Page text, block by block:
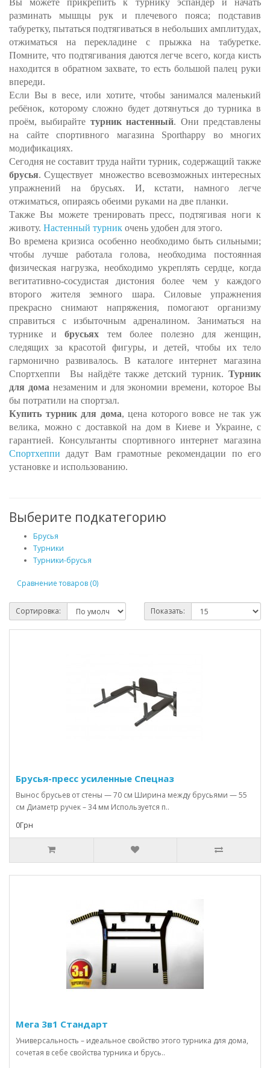
Вы можете прикрепить к турнику эспандер и начать
разминать мышцы рук и плечевого пояса; подставив
табуретку, пытаться подтягиваться в небольших амплитудах,
отжиматься на перекладине с прыжка на табуретке.
Помните, что подтягивания даются легче всего, когда кисть
находится в обратном захвате, то есть большой палец руки
впереди.
Если Вы в весе, или хотите, чтобы занимался маленький
ребёнок, которому сложно будет дотянуться до турника в
проём, выбирайте турник настенный. Они представлены
на сайте спортивного магазина Sporthappy во многих
модификациях.
Сегодня не составит труда найти турник, содержащий также
брусья. Существует множество всевозможных интересных
упражнений на брусьях. И, кстати, намного легче
отжиматься, опираясь обеими руками на две планки.
Также Вы можете тренировать пресс, подтягивая ноги к
животу. Настенный турник очень удобен для этого.
Во времена кризиса особенно необходимо быть сильными;
чтобы лучше работала голова, необходима постоянная
физическая нагрузка, необходимо укреплять сердце, когда
вегитативно-сосудистая дистония более чем у каждого
второго жителя земного шара. Силовые упражнения
прекрасно снимают напряжения, помогают организму
справиться с избыточным адреналином. Заниматься на
турнике ибрусьях тем более полезно для женщин,
следящих за красотой фигуры, и детей, чтобы их тело
гармонично развивалось. В каталоге интернет магазина
Спортхеппи Вы найдёте также детский турник. Турник
для дома незаменим и для экономии времени, которое Вы
бы потратили на спортзал.
Купить турник для дома, цена которого вовсе не так уж
велика, можно с доставкой на дом в Киеве и Украине, с
гарантией. Консультанты спортивного интернет магазина
Спортхеппи дадут Вам грамотные рекомендации по его
установке и использованию.
Выберите подкатегорию
Брусья
Турники
Турники-брусья
Сравнение товаров (0)
Сортировка: Показать:
Брусья-пресс усиленные Спецназ
Вынос брусьев от стены — 70 см Ширина между брусьями — 55
см Диаметр ручек – 34 мм Используется п..
0Грн
Мега 3в1 Стандарт
Универсальность – идеальное свойство этого турника для дома,
сочетая в себе свойства турника и брусь..